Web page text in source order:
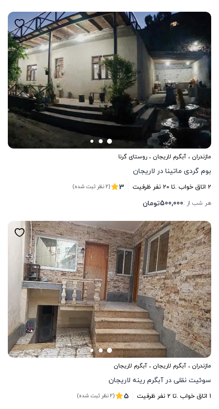
مازندران ، آبگرم لاریجان ، روستای گرنا
بوم گردی ماتینا در لاریجان
2 اتاق خواب .تا20 نفر ظرفیت 3 (2 نظر ثبت شده)
هر شب از :500,000تومان
مازندران ، آبگرم لاریجان ، آبگرم لاریجان
سوئیت نقلی در آبگرم رینه لاریجان
1 اتاق خواب .تا 2 نفر ظرفیت 5 (2 نظر ثبت شده)